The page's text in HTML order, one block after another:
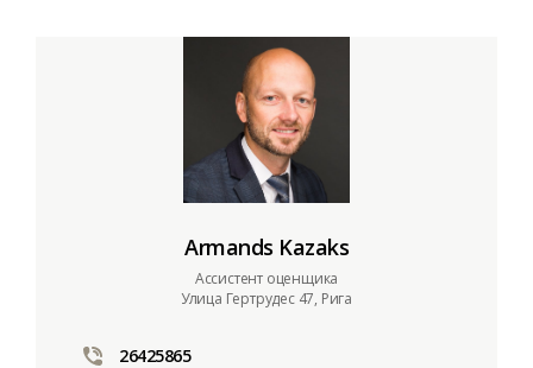
Armands Kazaks
Ассистент оценщика
Улица Гертрудес 47, Рига
26425865